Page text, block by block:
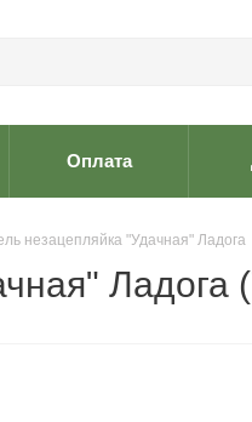
Оплата
незацепляйка "Удачная" Ладога
Ладога